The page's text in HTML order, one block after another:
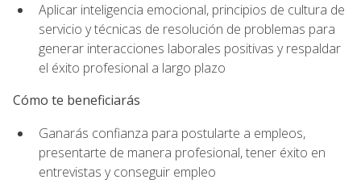
Aplicar inteligencia emocional, principios de cultura de
servicio y técnicas de resolución de problemas para
generar interacciones laborales positivas y respaldar
el éxito profesional a largo plazo
Cómo te beneficiarás
Ganarás confianza para postularte a empleos,
presentarte de manera profesional, tener éxito en
entrevistas y conseguir empleo